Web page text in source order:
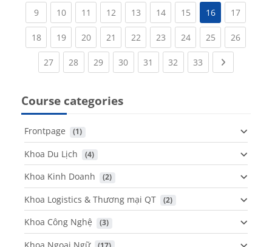
9(current)
10(current)
11 (current)
12(current)
13(current)
14(current)
15(current)
16 17
18(current)
19(current)
20(current)
21 (current)
22(current)
23(current)
24(current)
25(current)
26
27(current)
28(current)
29(current)
30(current)
31 (current)
32 (current)
33 (current)Next page
Course categories
Frontpage (1)
Khoa Du Lịch (4)
Khoa Kinh Doanh (2)
Khoa Logistics & Thương mại QT (2)
Khoa Công Nghệ (3)